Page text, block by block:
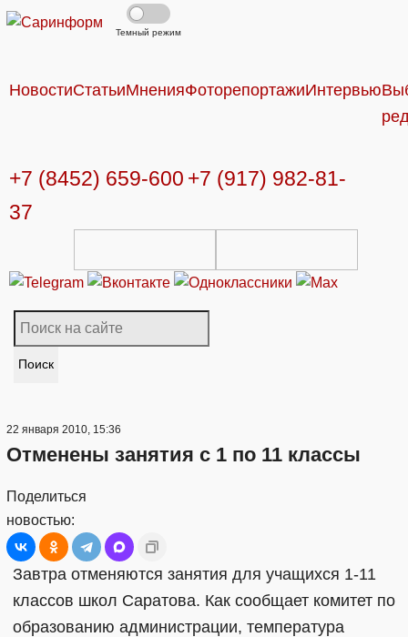
Темный режим
НовостиСтатьиМненияФоторепортажиИнтервью
+7 (8452) 659-600 +7 (917) 982-81-
37
Поиск
22 января 2010, 15:36
Отменены занятия с 1 по 11 классы
Поделиться
новостью:
Завтра отменяются занятия для учащихся 1-11
классов школ Саратова. Как сообщает комитет по
образованию администрации, температура